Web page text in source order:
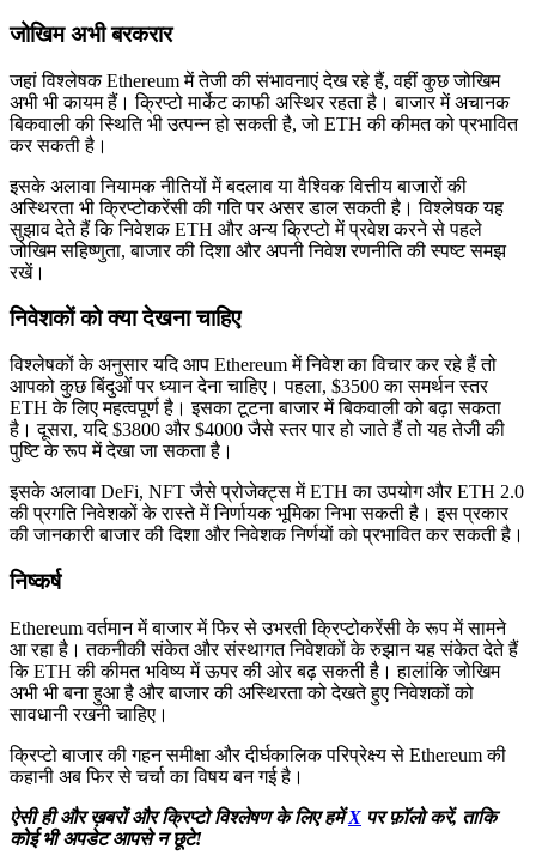
जोखिम अभी बरकरार
जहां विश्लेषक Ethereum में तेजी की संभावनाएं देख रहे हैं, वहीं कुछ जोखिम
अभी भी कायम हैं। क्रिप्टो मार्केट काफी अस्थिर रहता है। बाजार में अचानक
बिकवाली की स्थिति भी उत्पन्न हो सकती है, जो ETH की कीमत को प्रभावित
कर सकती है।
इसके अलावा नियामक नीतियों में बदलाव या वैश्विक वित्तीय बाजारों की
अस्थिरता भी क्रिप्टोकरेंसी की गति पर असर डाल सकती है। विश्लेषक यह
सुझाव देते हैं कि निवेशक ETH और अन्य क्रिप्टो में प्रवेश करने से पहले
जोखिम सहिष्णुता, बाजार की दिशा और अपनी निवेश रणनीति की स्पष्ट समझ
रखें।
निवेशकों को क्या देखना चाहिए
विश्लेषकों के अनुसार यदि आप Ethereum में निवेश का विचार कर रहे हैं तो
आपको कुछ बिंदुओं पर ध्यान देना चाहिए। पहला, $3500 का समर्थन स्तर
ETH के लिए महत्वपूर्ण है। इसका टूटना बाजार में बिकवाली को बढ़ा सकता
है। दूसरा, यदि $3800 और $4000 जैसे स्तर पार हो जाते हैं तो यह तेजी की
पुष्टि के रूप में देखा जा सकता है।
इसके अलावा DeFi, NFT जैसे प्रोजेक्ट्स में ETH का उपयोग और ETH 2.0
की प्रगति निवेशकों के रास्ते में निर्णायक भूमिका निभा सकती है। इस प्रकार
की जानकारी बाजार की दिशा और निवेशक निर्णयों को प्रभावित कर सकती है।
निष्कर्ष
Ethereum वर्तमान में बाजार में फिर से उभरती क्रिप्टोकरेंसी के रूप में सामने
आ रहा है। तकनीकी संकेत और संस्थागत निवेशकों के रुझान यह संकेत देते हैं
कि ETH की कीमत भविष्य में ऊपर की ओर बढ़ सकती है। हालांकि जोखिम
अभी भी बना हुआ है और बाजार की अस्थिरता को देखते हुए निवेशकों को
सावधानी रखनी चाहिए।
क्रिप्टो बाजार की गहन समीक्षा और दीर्घकालिक परिप्रेक्ष्य से Ethereum की
कहानी अब फिर से चर्चा का विषय बन गई है।
ऐसी ही और ख़बरों और क्रिप्टो विश्लेषण के लिए हमेंX पर फ़ॉलो करें, ताकि
कोई भी अपडेट आपसे न छूटे!